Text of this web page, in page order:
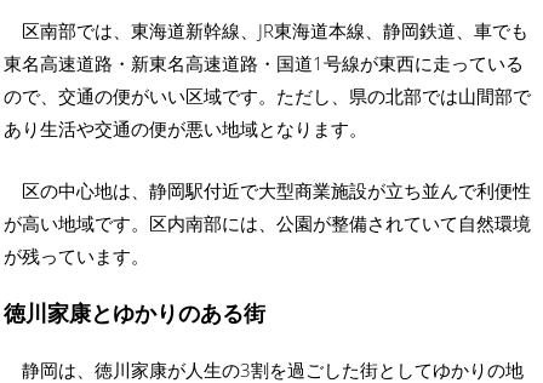
区南部では、東海道新幹線、JR東海道本線、静岡鉄道、車でも
東名高速道路・新東名高速道路・国道1号線が東西に走っている
ので、交通の便がいい区域です。ただし、県の北部では山間部で
あり生活や交通の便が悪い地域となります。
区の中心地は、静岡駅付近で大型商業施設が立ち並んで利便性
が高い地域です。区内南部には、公園が整備されていて自然環境
が残っています。
徳川家康とゆかりのある街
静岡は、徳川家康が人生の3割を過ごした街としてゆかりの地